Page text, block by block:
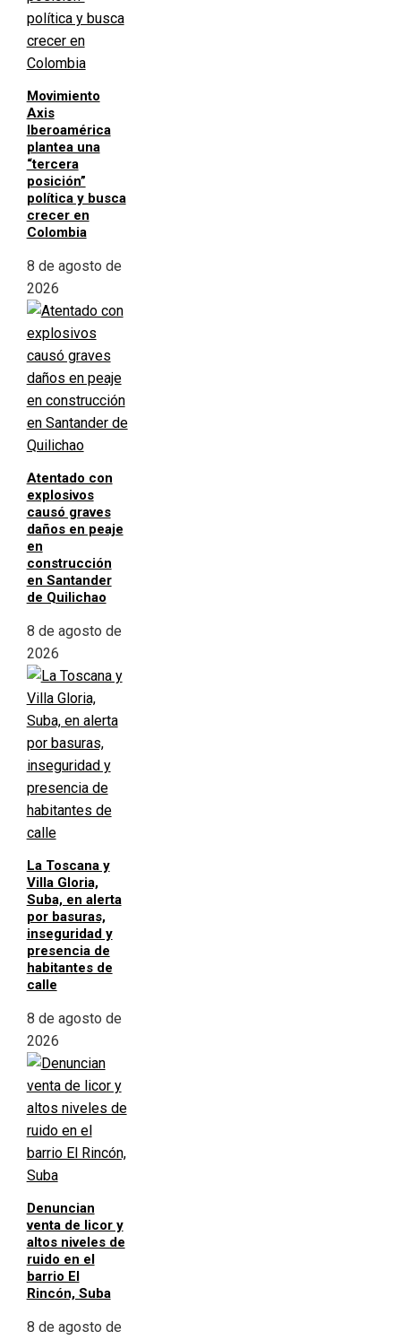
Movimiento
Axis
Iberoamérica
plantea una
“tercera
posición”
política y busca
crecer en
Colombia
8 de agosto de
2026
Atentado con
explosivos
causó graves
daños en peaje
en
construcción
en Santander
de Quilichao
8 de agosto de
2026
La Toscana y
Villa Gloria,
Suba, en alerta
por basuras,
inseguridad y
presencia de
habitantes de
calle
8 de agosto de
2026
Denuncian
venta de licor y
altos niveles de
ruido en el
barrio El
Rincón, Suba
8 de agosto de